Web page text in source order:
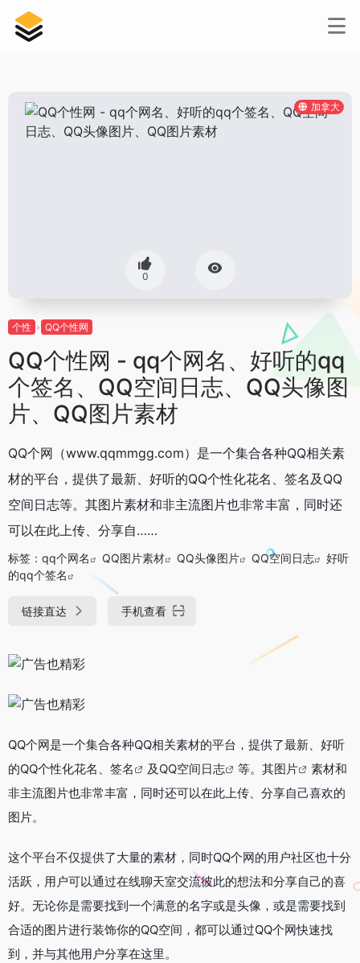
加拿大
0
个性 QQ个性网
QQ个性网 - qq个网名、好听的qq
个签名、QQ空间日志、QQ头像图
片、QQ图片素材
QQ个网（www.qqmmgg.com）是一个集合各种QQ相关素
材的平台，提供了最新、好听的QQ个性化花名、签名及QQ
空间日志等。其图片素材和非主流图片也非常丰富，同时还
可以在此上传、分享自……
标签： qq个网名 QQ图片素材 QQ头像图片 QQ空间日志
好听
的qq个签名
链接直达 手机查看
QQ个网是一个集合各种QQ相关素材的平台，提供了最新、好听
的QQ个性化花名、 签名 及 QQ空间日志 等。其图片
素材和
非主流图片也非常丰富，同时还可以在此上传、分享自己喜欢的
图片。
这个平台不仅提供了大量的素材，同时QQ个网的用户社区也十分
活跃，用户可以通过在线聊天室交流彼此的想法和分享自己的喜
好。无论你是需要找到一个满意的名字或是头像，或是需要找到
合适的图片进行装饰你的QQ空间，都可以通过QQ个网快速找
到，并与其他用户分享在这里。